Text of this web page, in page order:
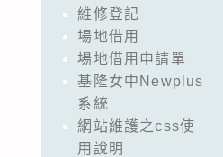
維修登記
場地借用
場地借用申請單
基隆女中Newplus
系統
網站維護之css使
用說明